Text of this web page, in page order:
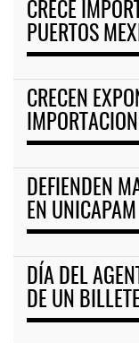
CRECE
PUERTOS
CRECEN
DEFIENDEN
EN UNICAPAM
DÍA DEL
DE UN